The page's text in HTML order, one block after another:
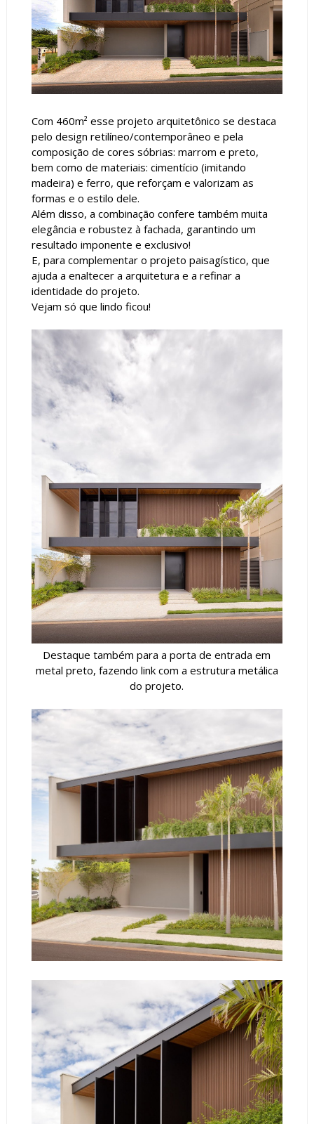
Com 460m² esse projeto arquitetônico se destaca
pelo design retilíneo/contemporâneo e pela
composição de cores sóbrias: marrom e preto,
bem como de materiais: cimentício (imitando
madeira) e ferro, que reforçam e valorizam as
formas e o estilo dele.
Além disso, a combinação confere também muita
elegância e robustez à fachada, garantindo um
resultado imponente e exclusivo!
E, para complementar o projeto paisagístico, que
ajuda a enaltecer a arquitetura e a refinar a
identidade do projeto.
Vejam só que lindo ficou!
Destaque também para a porta de entrada em
metal preto, fazendo link com a estrutura metálica
do projeto.